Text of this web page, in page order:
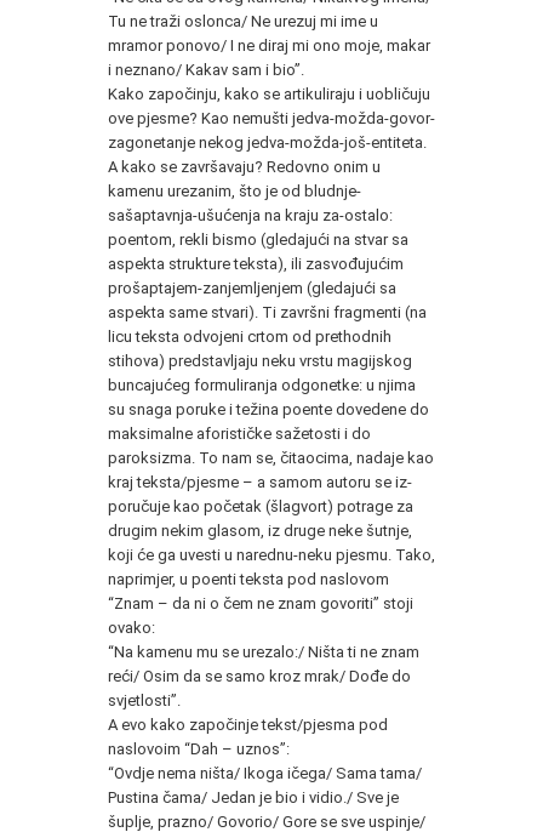
Tu ne traži oslonca/ Ne urezuj mi ime u
mramor ponovo/ I ne diraj mi ono moje, makar
i neznano/ Kakav sam i bio”.
Kako započinju, kako se artikuliraju i uobličuju
ove pjesme? Kao nemušti jedva-možda-govor-
zagonetanje nekog jedva-možda-još-entiteta.
A kako se završavaju? Redovno onim u
kamenu urezanim, što je od bludnje-
sašaptavnja-ušućenja na kraju za-ostalo:
poentom, rekli bismo (gledajući na stvar sa
aspekta strukture teksta), ili zasvođujućim
prošaptajem-zanjemljenjem (gledajući sa
aspekta same stvari). Ti završni fragmenti (na
licu teksta odvojeni crtom od prethodnih
stihova) predstavljaju neku vrstu magijskog
buncajućeg formuliranja odgonetke: u njima
su snaga poruke i težina poente dovedene do
maksimalne aforističke sažetosti i do
paroksizma. To nam se, čitaocima, nadaje kao
kraj teksta/pjesme – a samom autoru se iz-
poručuje kao početak (šlagvort) potrage za
drugim nekim glasom, iz druge neke šutnje,
koji će ga uvesti u narednu-neku pjesmu. Tako,
naprimjer, u poenti teksta pod naslovom
“Znam – da ni o čem ne znam govoriti” stoji
ovako:
“Na kamenu mu se urezalo:/ Ništa ti ne znam
reći/ Osim da se samo kroz mrak/ Dođe do
svjetlosti”.
A evo kako započinje tekst/pjesma pod
naslovoim “Dah – uznos”:
“Ovdje nema ništa/ Ikoga ičega/ Sama tama/
Pustina čama/ Jedan je bio i vidio./ Sve je
šuplje, prazno/ Govorio/ Gore se sve uspinje/